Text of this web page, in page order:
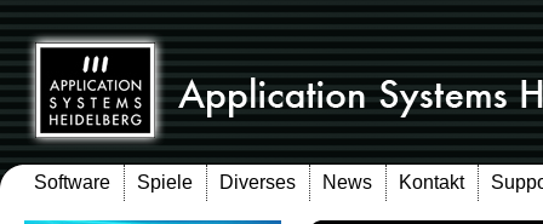
Software Spiele Diverses News Kontakt